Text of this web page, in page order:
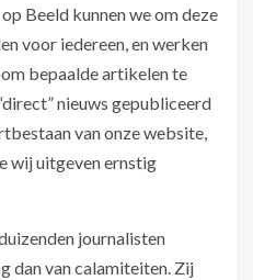
Beeld kunnen we om deze
voor iedereen, en werken
bepaalde artikelen te
nieuws gepubliceerd
van onze website,
wij uitgeven ernstig
journalisten
dan van calamiteiten. Zij